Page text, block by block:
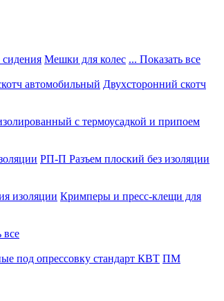
Мешки для колес ... Показать все
автомобильный Двухсторонний скотч
с термоусадкой и припоем
РП-П Разъем плоский без изоляции
изоляции Кримперы и пресс-клещи для
все
под опрессовку стандарт КВТ ПМ